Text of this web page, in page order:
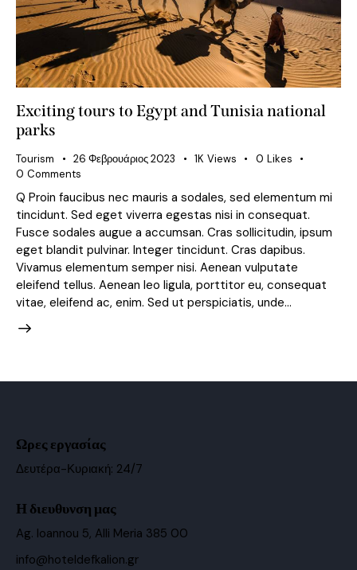
Exciting tours to Egypt and Tunisia national
parks
Tourism 26 Φεβρουάριος 2023 1K Views 0 Likes
0 Comments
Q Proin faucibus nec mauris a sodales, sed elementum mi
tincidunt. Sed eget viverra egestas nisi in consequat.
Fusce sodales augue a accumsan. Cras sollicitudin, ipsum
eget blandit pulvinar. Integer tincidunt. Cras dapibus.
Vivamus elementum semper nisi. Aenean vulputate
eleifend tellus. Aenean leo ligula, porttitor eu, consequat
vitae, eleifend ac, enim. Sed ut perspiciatis, unde…
Ωρες εργασίας
Δευτέρα-Κυριακή: 24/7
Η διευθυνση μας
Ag. Ioannou 5, Alli Meria 385 00
info@hoteldefkalion.gr